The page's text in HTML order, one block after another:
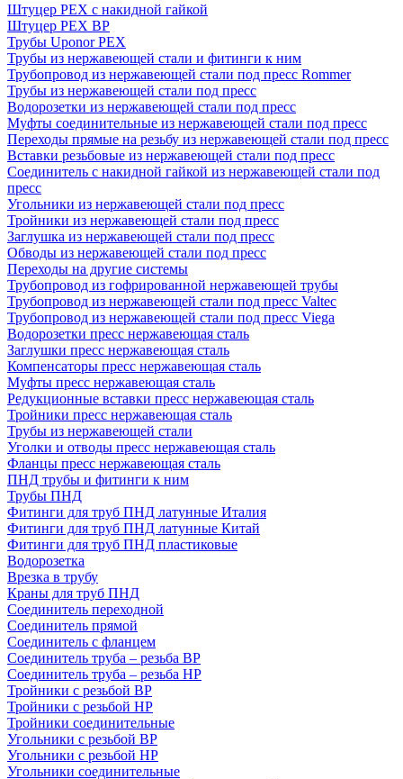
Штуцер PEX c накидной гайкой
Штуцер PEX ВР
Трубы Uponor PEX
Трубы из нержавеющей стали и фитинги к ним
Трубопровод из нержавеющей стали под пресс Rommer
Трубы из нержавеющей стали под пресс
Водорозетки из нержавеющей стали под пресс
Муфты соединительные из нержавеющей стали под пресс
Переходы прямые на резьбу из нержавеющей стали под пресс
Вставки резьбовые из нержавеющей стали под пресс
Соединитель с накидной гайкой из нержавеющей стали под
пресс
Угольники из нержавеющей стали под пресс
Тройники из нержавеющей стали под пресс
Заглушка из нержавеющей стали под пресс
Обводы из нержавеющей стали под пресс
Переходы на другие системы
Трубопровод из гофрированной нержавеющей трубы
Трубопровод из нержавеющей стали под пресс Valtec
Трубопровод из нержавеющей стали под пресс Viega
Водорозетки пресс нержавеющая сталь
Заглушки пресс нержавеющая сталь
Компенсаторы пресс нержавеющая сталь
Муфты пресс нержавеющая сталь
Редукционные вставки пресс нержавеющая сталь
Тройники пресс нержавеющая сталь
Трубы из нержавеющей стали
Уголки и отводы пресс нержавеющая сталь
Фланцы пресс нержавеющая сталь
ПНД трубы и фитинги к ним
Трубы ПНД
Фитинги для труб ПНД латунные Италия
Фитинги для труб ПНД латунные Китай
Фитинги для труб ПНД пластиковые
Водорозетка
Врезка в трубу
Краны для труб ПНД
Соединитель переходной
Соединитель прямой
Соединитель с фланцем
Соединитель труба – резьба ВР
Соединитель труба – резьба НР
Тройники с резьбой ВР
Тройники с резьбой НР
Тройники соединительные
Угольники с резьбой ВР
Угольники с резьбой НР
Угольники соединительные